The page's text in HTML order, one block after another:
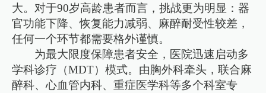
大。对于90岁高龄患者而言，挑战更为明显：器
官功能下降、恢复能力减弱、麻醉耐受性较差，
任何一个环节都需要格外谨慎。
为最大限度保障患者安全，医院迅速启动多
学科诊疗（MDT）模式。由胸外科牵头，联合麻
醉科、心血管内科、重症医学科等多个科室专